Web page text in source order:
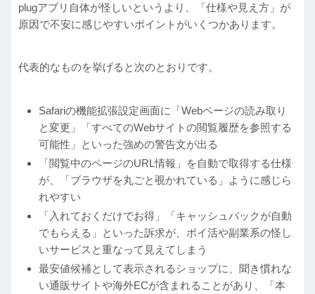
plugアプリ自体が怪しいというより、「仕様や見え方」が
原因で不安に感じやすいポイントがいくつかあります。
代表的なものを挙げると次のとおりです。
Safariの機能拡張設定画面に「Webページの読み取り
と変更」「すべてのWebサイトの閲覧履歴を参照する
可能性」といった強めの警告文が出る
「閲覧中のページのURL情報」を自動で取得する仕様
が、「ブラウザを丸ごと覗かれている」ように感じら
れやすい
「入れておくだけでお得」「キャッシュバックが自動
でもらえる」といった訴求が、ポイ活や副業系の怪し
いサービスと重なって見えてしまう
最安値候補として表示されるショップに、聞き慣れな
い通販サイトや海外ECが含まれることがあり、「本